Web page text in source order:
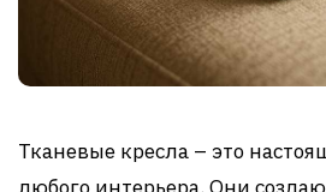
Тканевые кресла – это